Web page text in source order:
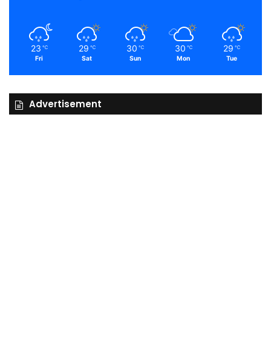
23 ℃
Fri
29 ℃
Sat
30 ℃
Sun
30 ℃
Mon
29 ℃
Tue
Advertisement